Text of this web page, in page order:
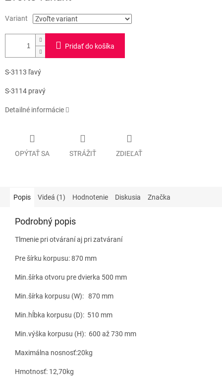
Variant
Pridať do košíka
S-3113 ľavý
S-3114 pravý
Detailné informácie
OPÝTAŤ SA STRÁŽIŤ ZDIEĽAŤ
Popis Videá (1) Hodnotenie Diskusia Značka
Podrobný popis
Tlmenie pri otváraní aj pri zatváraní
Pre šírku korpusu: 870 mm
Min.šírka otvoru pre dvierka 500 mm
Min.šírka korpusu (W): 870 mm
Min.hĺbka korpusu (D): 510 mm
Min.výška korpusu (H): 600 až 730 mm
Maximálna nosnosť:20kg
Hmotnosť: 12,70kg